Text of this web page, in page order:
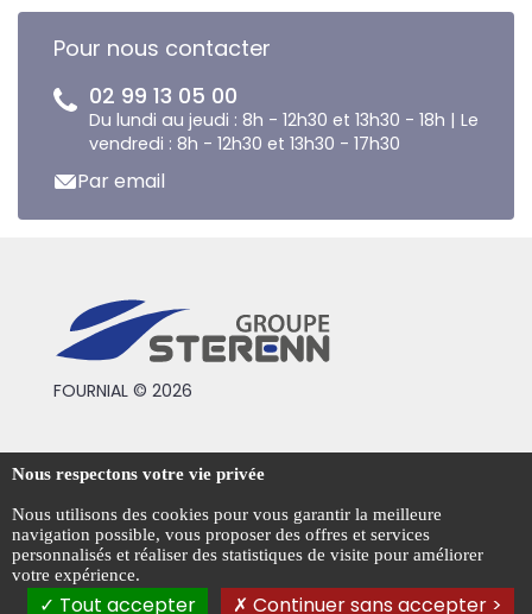
Pour nous contacter
02 99 13 05 00
Du lundi au jeudi : 8h - 12h30 et 13h30 - 18h | Le
vendredi : 8h - 12h30 et 13h30 - 17h30
Par email
FOURNIAL © 2026
Conditions générales de vente
Mentions légales
Politique de confidentialité
Gestion des cookies
Nous respectons votre vie privée
Nous utilisons des cookies pour vous garantir la meilleure
navigation possible, vous proposer des offres et services
personnalisés et réaliser des statistiques de visite pour améliorer
votre expérience.
Tout accepter Continuer sans accepter >